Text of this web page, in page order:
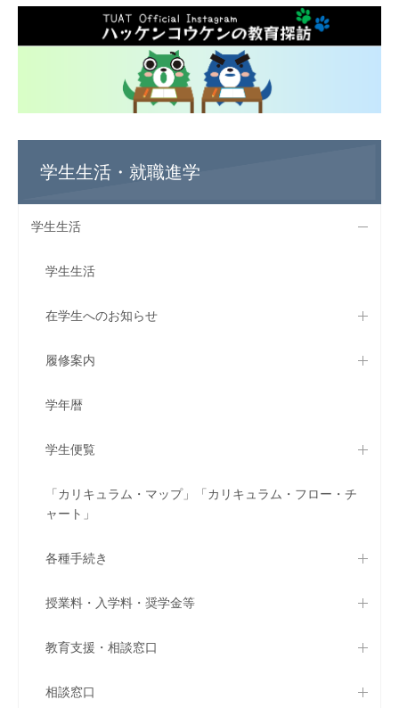
学生生活・就職進学
学生生活
学生生活
在学生へのお知らせ
履修案内
学年暦
学生便覧
「カリキュラム・マップ」「カリキュラム・フロー・チ
ャート」
各種手続き
授業料・入学料・奨学金等
教育支援・相談窓口
相談窓口